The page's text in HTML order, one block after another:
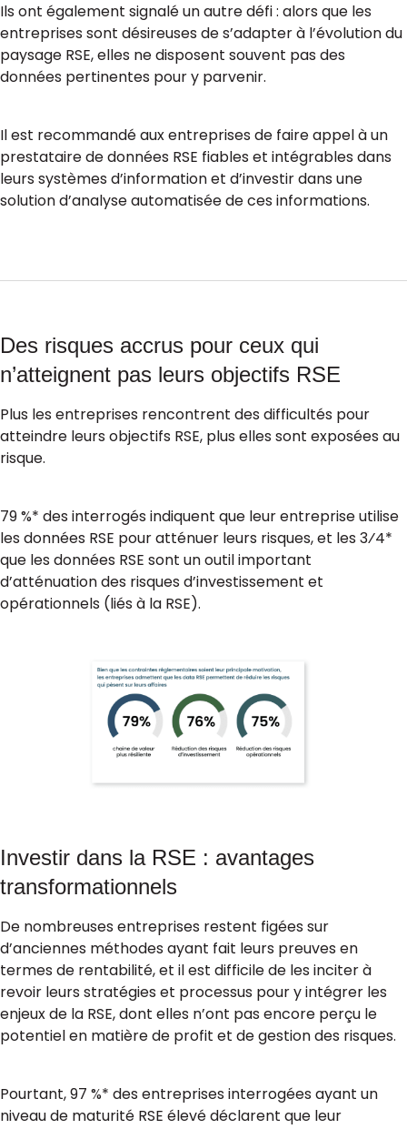
Ils ont également signalé un autre défi : alors que les
entreprises sont désireuses de s’adapter à l’évolution du
paysage RSE, elles ne disposent souvent pas des
données pertinentes pour y parvenir.
Il est recommandé aux entreprises de faire appel à un
prestataire de données RSE fiables et intégrables dans
leurs systèmes d’information et d’investir dans une
solution d’analyse automatisée de ces informations.
Des risques accrus pour ceux qui
n’atteignent pas leurs objectifs RSE
Plus les entreprises rencontrent des difficultés pour
atteindre leurs objectifs RSE, plus elles sont exposées au
risque.
79 %* des interrogés indiquent que leur entreprise utilise
les données RSE pour atténuer leurs risques, et les 3⁄4*
que les données RSE sont un outil important
d’atténuation des risques d’investissement et
opérationnels (liés à la RSE).
Investir dans la RSE : avantages
transformationnels
De nombreuses entreprises restent figées sur
d’anciennes méthodes ayant fait leurs preuves en
termes de rentabilité, et il est difficile de les inciter à
revoir leurs stratégies et processus pour y intégrer les
enjeux de la RSE, dont elles n’ont pas encore perçu le
potentiel en matière de profit et de gestion des risques.
Pourtant, 97 %* des entreprises interrogées ayant un
niveau de maturité RSE élevé déclarent que leur